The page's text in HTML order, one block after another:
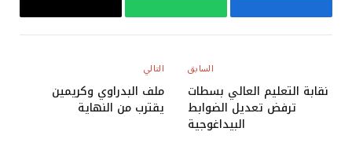
فيسبوك واتساب
Copy
السابق
نقابة التعليم العالي بسطات
ترفض تعديل الضوابط
البيداغوجية
التالي
ملف البدراوي وكريمين
يقترب من النهاية